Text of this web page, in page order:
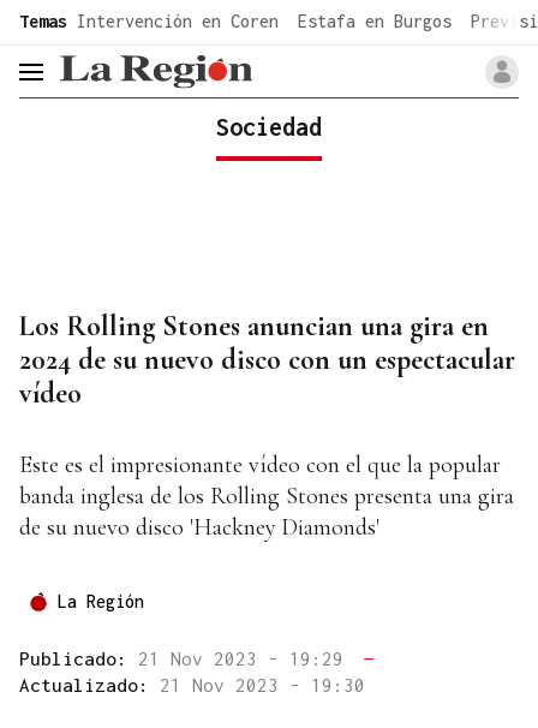
common.go-to-content
Temas Intervención en Coren Estafa en Burgos
header.menu.open
Sociedad
Los Rolling Stones anuncian una gira en
2024 de su nuevo disco con un espectacular
vídeo
Este es el impresionante vídeo con el que la popular
banda inglesa de los Rolling Stones presenta una gira
de su nuevo disco 'Hackney Diamonds'
La Región
Publicado: 21 Nov 2023 - 19:29
—
Actualizado: 21 Nov 2023 - 19:30